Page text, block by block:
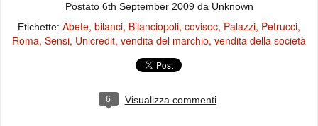
Postato 6th September 2009da Unknown
Etichette: Abete bilanci Bilanciopoli covisoc Palazzi Petrucci
Roma Sensi Unicredit vendita del marchio vendita della società
6 Visualizza commenti